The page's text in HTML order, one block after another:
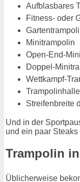
Aufblasbares
Fitness- oder
Minitrampolin
Open-End-
Doppel-
Wettkampf-
Trampolinhalle
Streifenbreite
Und in der
und ein paar
Trampolin
Üblicherweise